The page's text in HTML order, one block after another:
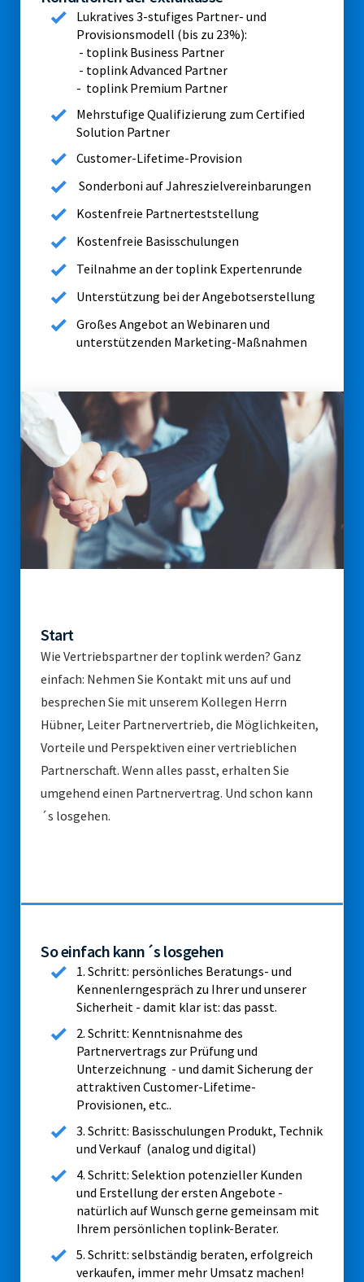
Lukratives 3-stufiges Partner- und
Provisionsmodell (bis zu 23%):
- toplink Business Partner
- toplink Advanced Partner
- toplink Premium Partner
Mehrstufige Qualifizierung zum Certified
Solution Partner
Customer-Lifetime-Provision
Sonderboni auf Jahreszielvereinbarungen
Kostenfreie Partnerteststellung
Kostenfreie Basisschulungen
Teilnahme an der toplink Expertenrunde
Unterstützung bei der Angebotserstellung
Großes Angebot an Webinaren und
unterstützenden Marketing-Maßnahmen
Start
Wie Vertriebspartner der toplink werden? Ganz
einfach: Nehmen Sie Kontakt mit uns auf und
besprechen Sie mit unserem Kollegen Herrn
Hübner, Leiter Partnervertrieb, die Möglichkeiten,
Vorteile und Perspektiven einer vertrieblichen
Partnerschaft. Wenn alles passt, erhalten Sie
umgehend einen Partnervertrag. Und schon kann
´s losgehen.
So einfach kann´s losgehen
1. Schritt: persönliches Beratungs- und
Kennenlerngespräch zu Ihrer und unserer
Sicherheit - damit klar ist: das passt.
2. Schritt: Kenntnisnahme des
Partnervertrags zur Prüfung und
Unterzeichnung - und damit Sicherung der
attraktiven Customer-Lifetime-
Provisionen, etc..
3. Schritt: Basisschulungen Produkt, Technik
und Verkauf (analog und digital)
4. Schritt: Selektion potenzieller Kunden
und Erstellung der ersten Angebote -
natürlich auf Wunsch gerne gemeinsam mit
Ihrem persönlichen toplink-Berater.
5. Schritt: selbständig beraten, erfolgreich
verkaufen, immer mehr Umsatz machen!